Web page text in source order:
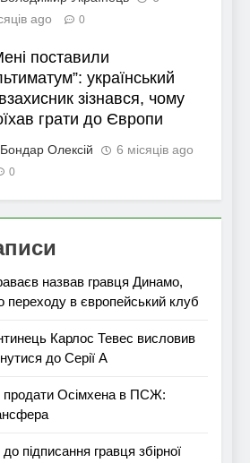
ago
0
поставили
український
зізнався, чому
грати до Європи
Бондар Олексій 6 місяців ago
0
назвав гравця Динамо,
переходу в європейський клуб
Карлос Тевес висловив
до Серії А
продати Осімхена в ПСЖ:
підписання гравця збірної